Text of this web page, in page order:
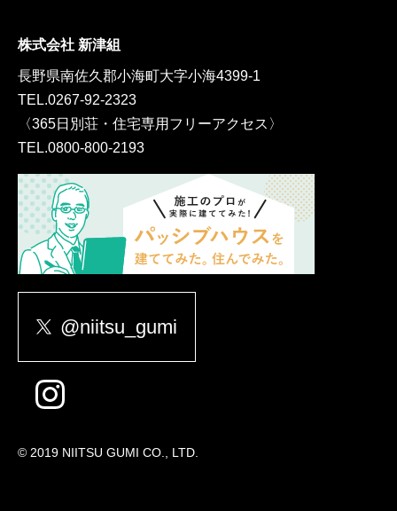
株式会社 新津組
長野県南佐久郡小海町大字小海4399-1
TEL.0267-92-2323
〈365日別荘・住宅専用フリーアクセス〉
TEL.0800-800-2193
@niitsu_gumi
© 2019 NIITSU GUMI CO., LTD.